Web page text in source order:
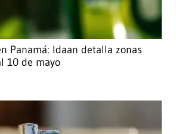
Panamá: Idaan detalla zonas
10 de mayo